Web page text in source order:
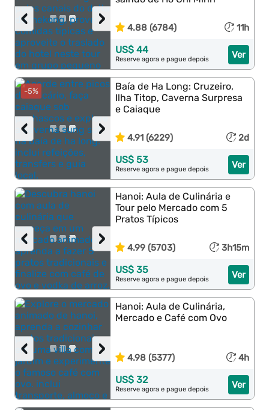
›
‹ 4.88 (6784) 11h
Ver
US$ 44
Reserve agora e pague depois
-5%
›
‹
Baía de Ha Long: Cruzeiro,
Ilha Titop, Caverna Surpresa
e Caiaque
4.91 (6229) 2d
Ver
US$ 53
Reserve agora e pague depois
›
‹
Hanoi: Aula de Culinária e
Tour pelo Mercado com 5
Pratos Típicos
4.99 (5703) 3h15m
Ver
US$ 35
Reserve agora e pague depois
›
‹
Hanoi: Aula de Culinária,
Mercado e Café com Ovo
4.98 (5377) 4h
Ver
US$ 32
Reserve agora e pague depois